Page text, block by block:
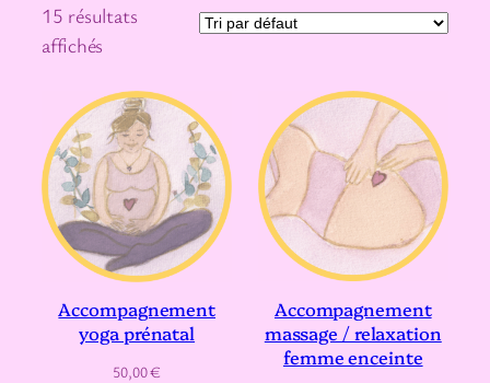
15 résultats
affichés
Accompagnement
yoga prénatal
50,00€
Accompagnement
massage / relaxation
femme enceinte